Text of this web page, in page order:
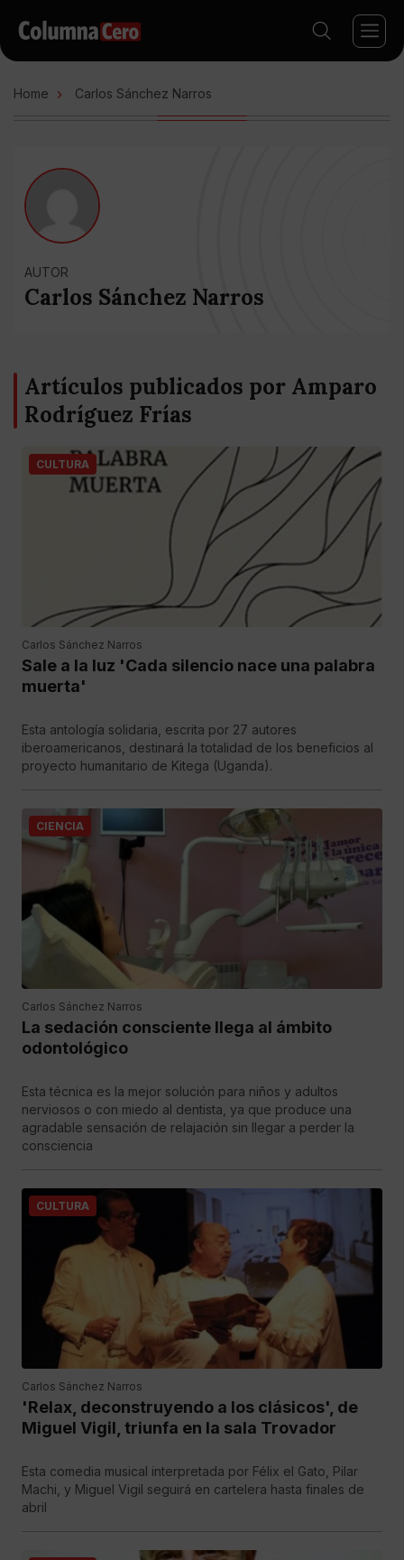
Home Carlos Sánchez Narros
AUTOR
Carlos Sánchez Narros
Artículos publicados por Amparo
Rodríguez Frías
CULTURA
Carlos Sánchez Narros
Sale a la luz 'Cada silencio nace una palabra
muerta'
Esta antología solidaria, escrita por 27 autores
iberoamericanos, destinará la totalidad de los beneficios al
proyecto humanitario de Kitega (Uganda).
CIENCIA
Carlos Sánchez Narros
La sedación consciente llega al ámbito
odontológico
Esta técnica es la mejor solución para niños y adultos
nerviosos o con miedo al dentista, ya que produce una
agradable sensación de relajación sin llegar a perder la
consciencia
CULTURA
Carlos Sánchez Narros
'Relax, deconstruyendo a los clásicos', de
Miguel Vigil, triunfa en la sala Trovador
Esta comedia musical interpretada por Félix el Gato, Pilar
Machi, y Miguel Vigil seguirá en cartelera hasta finales de
abril